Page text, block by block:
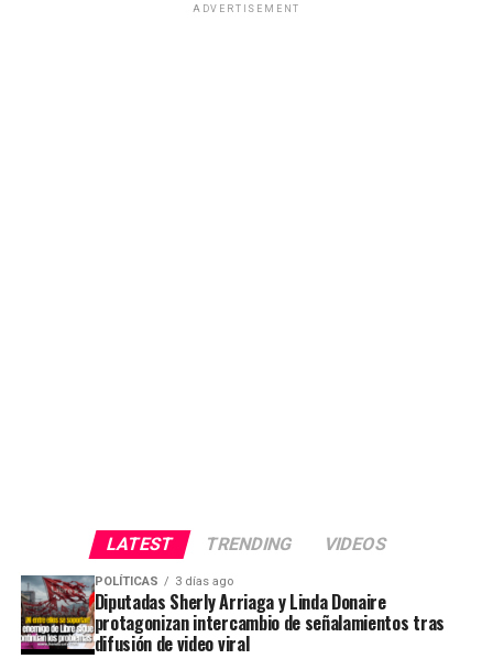
ADVERTISEMENT
LATEST TRENDING VIDEOS
POLÍTICAS 3 días ago
Diputadas Sherly Arriaga y Linda Donaire
protagonizan intercambio de señalamientos tras
difusión de video viral